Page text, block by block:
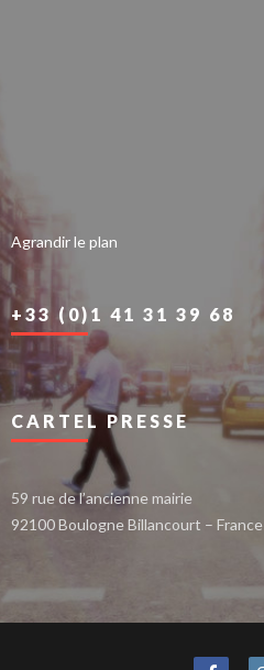
Agrandir le plan
+33 (0)1 41 31 39 68
CARTEL PRESSE
59 rue de l’ancienne mairie
92100 Boulogne Billancourt – France